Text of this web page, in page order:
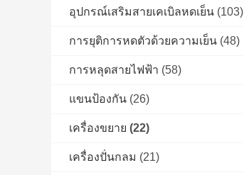
อุปกรณ์เสริมสายเคเบิลหดเย็น (103)
การยุติการหดตัวด้วยความเย็น (48)
การหลุดสายไฟฟ้า (58)
แขนป้องกัน (26)
เครื่องขยาย (22)
เครื่องปั่นกลม (21)